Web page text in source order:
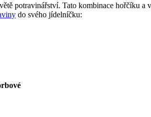
potravinářství. Tato kombinace hořčíku a
do svého jídelníčku: